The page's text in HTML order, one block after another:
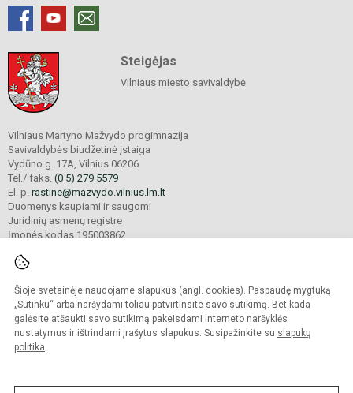
Šioje svetainėje naudojame slapukus (angl. cookies). Paspaudę mygtuką
„Sutinku“ arba naršydami toliau patvirtinsite savo sutikimą. Bet kada
galėsite atšaukti savo sutikimą pakeisdami interneto naršyklės
nustatymus ir ištrindami įrašytus slapukus. Susipažinkite su slapukų
politika.
Steigėjas
Vilniaus miesto savivaldybė
Vilniaus Martyno Mažvydo progimnazija
Savivaldybės biudžetinė įstaiga
Vydūno g. 17A, Vilnius 06206
Tel./ faks. (0 5) 279 5579
El. p. rastine@mazvydo.vilnius.lm.lt
Duomenys kaupiami ir saugomi
Juridinių asmenų registre
Įmonės kodas 195003862
© 2022. Vilniaus Martyno Mažvydo progimnazija. Visos teisės saugomos.
Kopijuoti turinį be raštiško įstaigos administracijos sutikimo griežtai draudžiama.
Prieinamumo paraiška Slapukų valdymas
Sumanus būdas atnaujinti